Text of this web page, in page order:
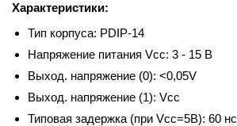
Характеристики:
Тип корпуса: PDIP-14
Напряжение питания Vcc: 3 - 15 В
Выход. напряжение (0): <0,05V
Выход. напряжение (1): Vcc
Типовая задержка (при Vcc=5В): 60 нс